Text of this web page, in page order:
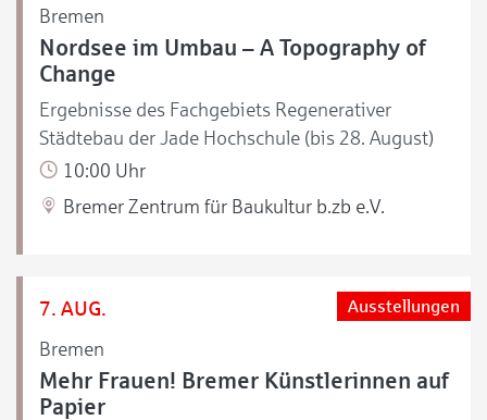
Bremen
Nordsee im Umbau – A Topography of
Change
Ergebnisse des Fachgebiets Regenerativer
Städtebau der Jade Hochschule (bis 28. August)
10:00 Uhr
Bremer Zentrum für Baukultur b.zb e.V.
7. AUG.
Bremen
Ausstellungen
Mehr Frauen! Bremer Künstlerinnen auf
Papier